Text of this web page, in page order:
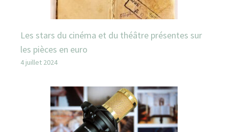
Les stars du cinéma et du théâtre présentes sur
les pièces en euro
4 juillet 2024